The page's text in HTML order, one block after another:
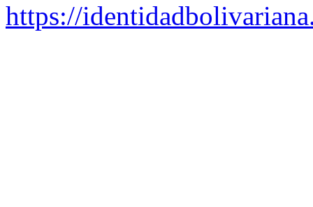
https://